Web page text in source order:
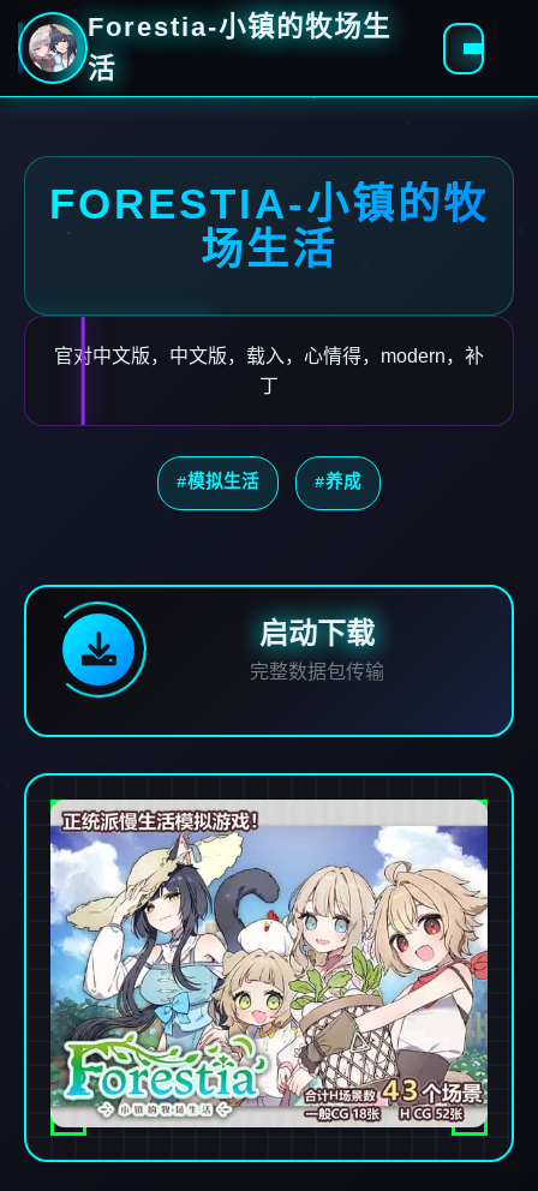
Forestia-小镇的牧场生
活
FORESTIA-小镇的牧
场生活
官对中文版，中文版，载入，心情得，modern，补
丁
#模拟生活 #养成
启动下载
完整数据包传输